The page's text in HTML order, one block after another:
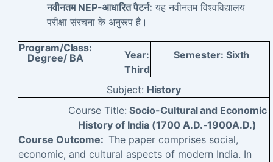
नवीनतम NEP-आधारित पैटर्न: यह नवीनतम विश्वविद्यालय
परीक्षा संरचना के अनुरूप है।
Program/Class:
Degree/ BA
Year:
Third
Semester:Sixth
Subject: History
Course Title: Socio-Cultural and Economic
History of India (1700 A.D.-1900A.D.)
Course Outcome: The paper comprises social,
economic, and cultural aspects of modern India. In